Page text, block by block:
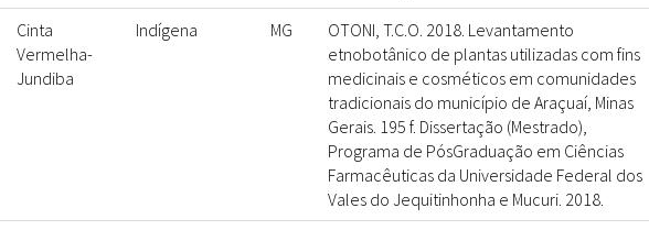
Cinta
Vermelha-
Jundiba
Indígena MG
OTONI, T.C.O. 2018. Levantamento
etnobotânico de plantas utilizadas com fins
medicinais e cosméticos em comunidades
tradicionais do município de Araçuaí, Minas
Gerais. 195 f. Dissertação (Mestrado),
Programa de PósGraduação em Ciências
Farmacêuticas da Universidade Federal dos
Vales do Jequitinhonha e Mucuri. 2018.